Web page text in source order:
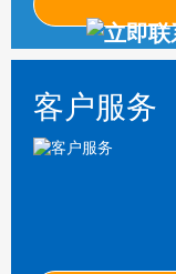
客户服务